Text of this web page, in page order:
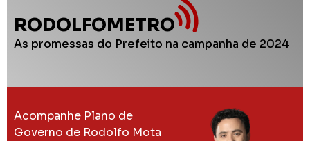
RODOLFOMETRO
As promessas do Prefeito na campanha de 2024
Acompanhe Plano de
Governo de Rodolfo Mota